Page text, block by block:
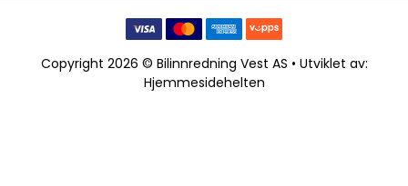
Copyright 2026 © Bilinnredning Vest AS • Utviklet av:
Hjemmesidehelten